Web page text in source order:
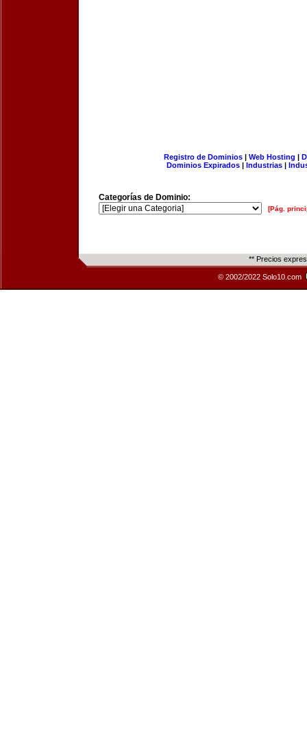
Registro de Dominios| Web Hosting |
Dominios Expirados | Industrias |
Categorías de Dominio:
[Pág.
** Precios
© 2002/2022 Solo10.com